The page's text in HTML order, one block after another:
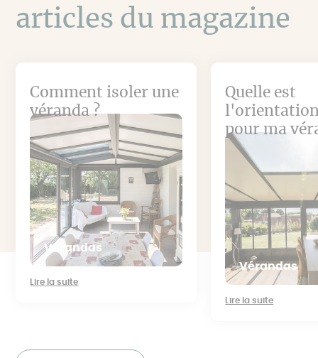
articles du magazine
Comment isoler une
véranda ?
Vérandas
Lire la suite
Quelle est
pour ma
Vérandas
Lire la suite